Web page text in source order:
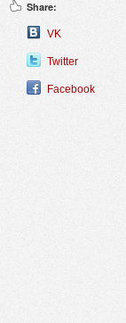
Share:
VK
Twitter
Facebook